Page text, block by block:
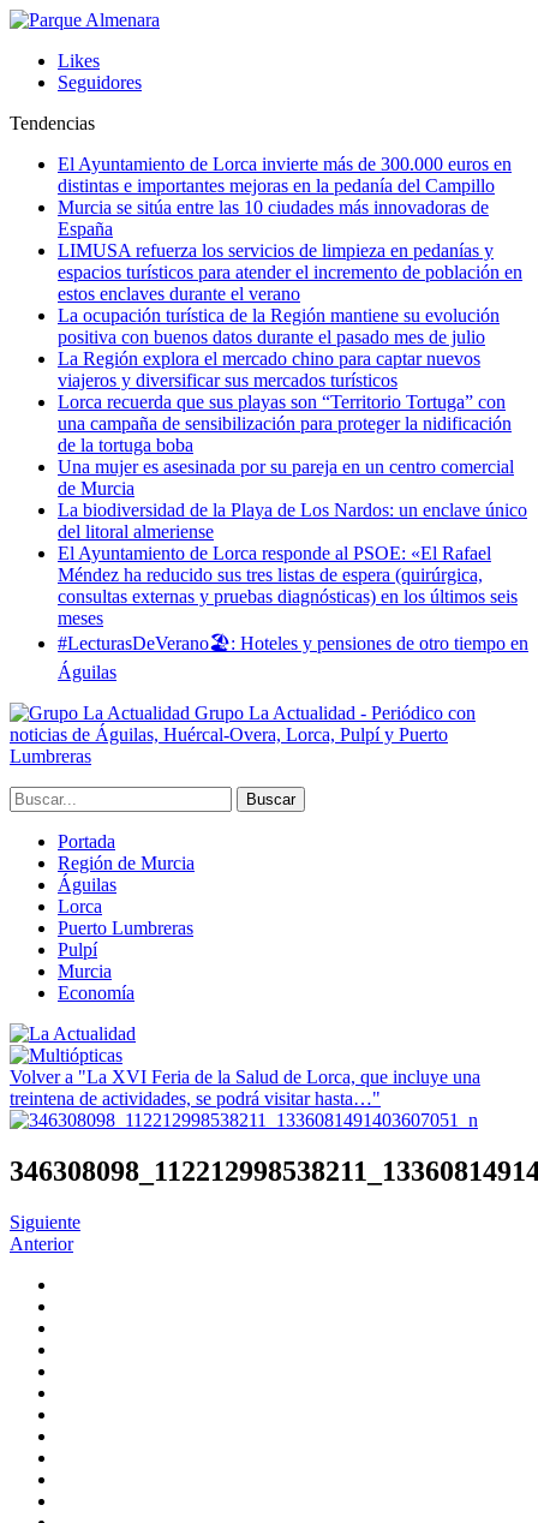
Likes
Seguidores
Tendencias
El Ayuntamiento de Lorca invierte más de 300.000 euros en
distintas e importantes mejoras en la pedanía del Campillo
Murcia se sitúa entre las 10 ciudades más innovadoras de
España
LIMUSA refuerza los servicios de limpieza en pedanías y
espacios turísticos para atender el incremento de población en
estos enclaves durante el verano
La ocupación turística de la Región mantiene su evolución
positiva con buenos datos durante el pasado mes de julio
La Región explora el mercado chino para captar nuevos
viajeros y diversificar sus mercados turísticos
Lorca recuerda que sus playas son “Territorio Tortuga” con
una campaña de sensibilización para proteger la nidificación
de la tortuga boba
Una mujer es asesinada por su pareja en un centro comercial
de Murcia
La biodiversidad de la Playa de Los Nardos: un enclave único
del litoral almeriense
El Ayuntamiento de Lorca responde al PSOE: «El Rafael
Méndez ha reducido sus tres listas de espera (quirúrgica,
consultas externas y pruebas diagnósticas) en los últimos seis
meses
#LecturasDeVerano🏖: Hoteles y pensiones de otro tiempo en
Águilas
Grupo La Actualidad - Periódico con
noticias de Águilas, Huércal-Overa, Lorca, Pulpí y Puerto
Lumbreras
Portada
Región de Murcia
Águilas
Lorca
Puerto Lumbreras
Pulpí
Murcia
Economía
Volver a "La XVI Feria de la Salud de Lorca, que incluye una
treintena de actividades, se podrá visitar hasta…"
Siguiente
Anterior